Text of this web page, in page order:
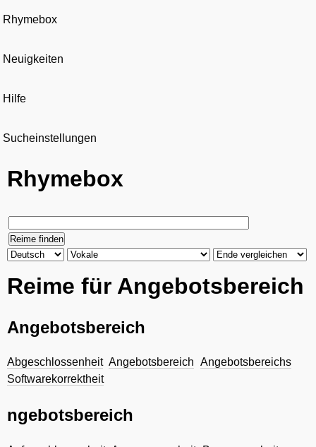
Rhymebox
Neuigkeiten
Hilfe
Sucheinstellungen
Rhymebox
Reime für Angebotsbereich
Angebotsbereich
Abgeschlossenheit Angebotsbereich Angebotsbereichs
Softwarekorrektheit
ngebotsbereich